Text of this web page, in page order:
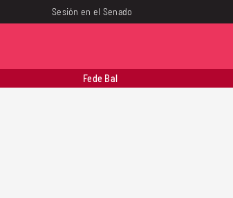
Sesión en el Senado
Fede Bal